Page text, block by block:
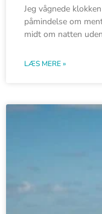
Jeg vågnede
påmindelse om
midt om natten
LÆS MERE »